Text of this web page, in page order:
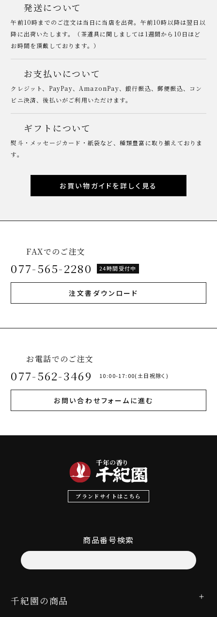
発送について
午前10時までのご注文は当日に当店を出荷。午前10時以降は翌日以
降に出荷いたします。（茶道具に関しましては1週間から10日ほど
お時間を頂戴しております。）
お支払いについて
クレジット、PayPay、AmazonPay、銀行振込、郵便振込、コン
ビニ決済、後払いがご利用いただけます。
ギフトについて
熨斗・メッセージカード・紙袋など、種類豊富に取り揃えておりま
す。
お買い物ガイドを詳しく見る
FAXでのご注文
077-565-2280 24時間受付中
注文書ダウンロード
お電話でのご注文
077-562-3469 10:00-17:00(土日祝除く)
お問い合わせフォームに進む
ブランドサイトはこちら
商品番号検索
千紀園の商品